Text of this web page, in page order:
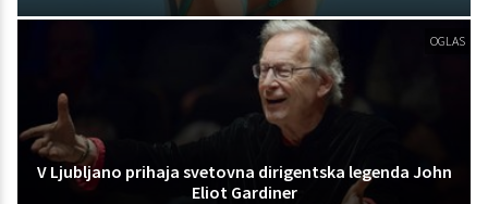
OGLAS
V Ljubljano prihaja svetovna dirigentska legenda John
Eliot Gardiner